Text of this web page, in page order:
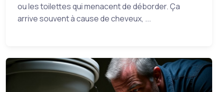
ou les toilettes qui menacent de déborder. Ça
arrive souvent à cause de cheveux, ...